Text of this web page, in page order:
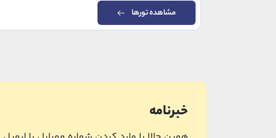
مشاهده تورها
خبرنامه